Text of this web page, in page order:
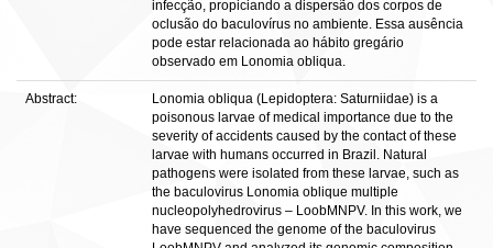
infecção, propiciando a dispersão dos corpos de
oclusão do baculovírus no ambiente. Essa ausência
pode estar relacionada ao hábito gregário
observado em Lonomia obliqua.
Abstract:
Lonomia obliqua (Lepidoptera: Saturniidae) is a
poisonous larvae of medical importance due to the
severity of accidents caused by the contact of these
larvae with humans occurred in Brazil. Natural
pathogens were isolated from these larvae, such as
the baculovirus Lonomia oblique multiple
nucleopolyhedrovirus – LoobMNPV. In this work, we
have sequenced the genome of the baculovirus